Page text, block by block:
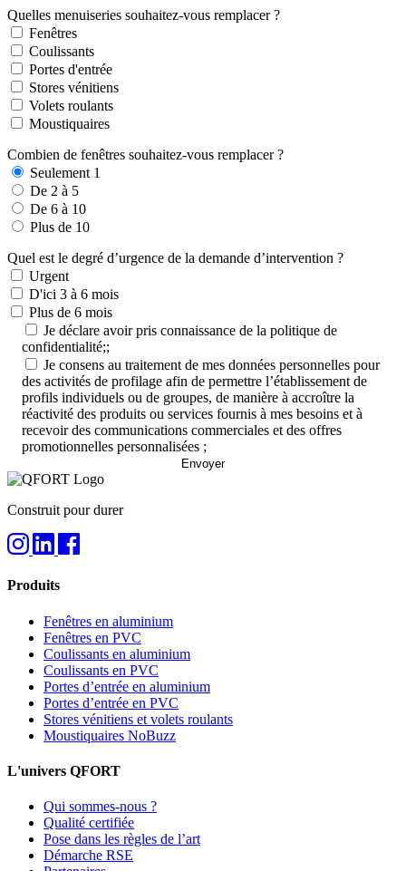
Quelles menuiseries souhaitez-vous remplacer ?
Fenêtres
Coulissants
Portes d'entrée
Stores vénitiens
Volets roulants
Moustiquaires
Combien de fenêtres souhaitez-vous remplacer ?
Seulement 1
De 2 à 5
De 6 à 10
Plus de 10
Quel est le degré d’urgence de la demande d’intervention ?
Urgent
D'ici 3 à 6 mois
Plus de 6 mois
Je déclare avoir pris connaissance de la politique de
confidentialité;;
Je consens au traitement de mes données personnelles pour
des activités de profilage afin de permettre l’établissement de
profils individuels ou de groupes, de manière à accroître la
réactivité des produits ou services fournis à mes besoins et à
recevoir des communications commerciales et des offres
promotionnelles personnalisées ;
Construit pour durer
Produits
Fenêtres en aluminium
Fenêtres en PVC
Coulissants en aluminium
Coulissants en PVC
Portes d’entrée en aluminium
Portes d’entrée en PVC
Stores vénitiens et volets roulants
Moustiquaires NoBuzz
L'univers QFORT
Qui sommes-nous ?
Qualité certifiée
Pose dans les règles de l’art
Démarche RSE